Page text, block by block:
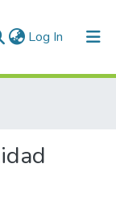
Log In (current)